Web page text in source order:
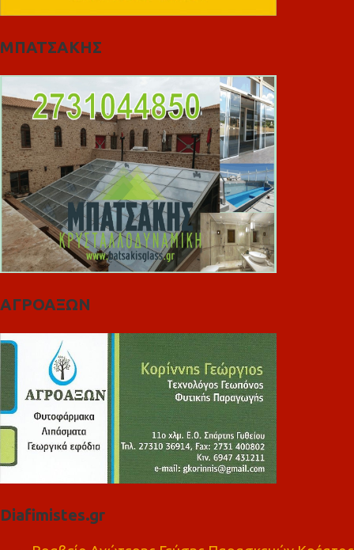
ΜΠΑΤΣΑΚΗΣ
ΑΓΡΟΑΞΩΝ
Diafimistes.gr